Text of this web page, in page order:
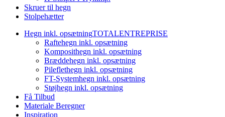
Skruer til hegn
Stolpehætter
Hegn inkl. opsætningTOTALENTREPRISE
Raftehegn inkl. opsætning
Komposithegn inkl. opsætning
Bræddehegn inkl. opsætning
Pileflethegn inkl. opsætning
FT-Systemhegn inkl. opsætning
Støjhegn inkl. opsætning
Få Tilbud
Materiale Beregner
Inspiration